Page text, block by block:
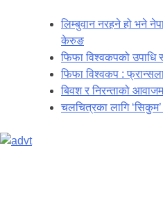
लिम्बुवान नरहने हो भने
केरुङ
फिफा विश्वकपको उपाधि
फिफा विश्वकप :
बिवश र निरन्ताको
चलचित्रका लागि ‘सिकुम’